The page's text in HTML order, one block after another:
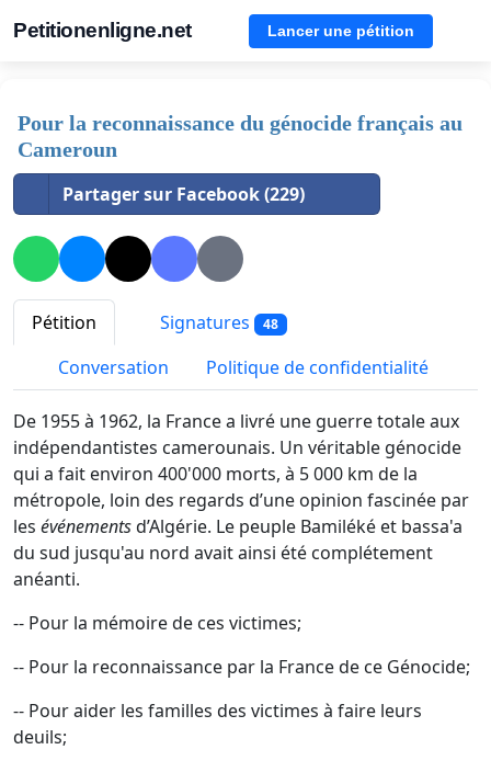
Petitionenligne.net Lancer une pétition
Pour la reconnaissance du génocide français au
Cameroun
Partager sur Facebook (229)
Pétition Signatures 48
Conversation Politique de confidentialité
De 1955 à 1962, la France a livré une guerre totale aux
indépendantistes camerounais. Un véritable génocide
qui a fait environ 400'000 morts, à 5 000 km de la
métropole, loin des regards d’une opinion fascinée par
les événementsd’Algérie. Le peuple Bamiléké et bassa'a
du sud jusqu'au nord avait ainsi été complétement
anéanti.
-- Pour la mémoire de ces victimes;
-- Pour la reconnaissance par la France de ce Génocide;
-- Pour aider les familles des victimes à faire leurs
deuils;